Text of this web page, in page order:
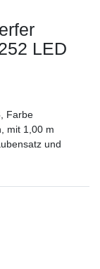
LED
Farbe
mit 1,00 m
und